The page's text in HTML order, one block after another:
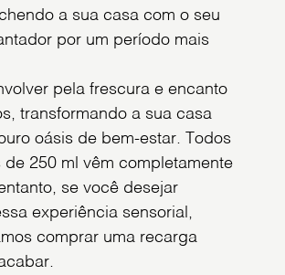
a sua casa com o seu
por um período mais
pela frescura e encanto
transformando a sua casa
oásis de bem-estar. Todos
de 250 ml vêm completamente
se você desejar
experiência sensorial,
comprar uma recarga